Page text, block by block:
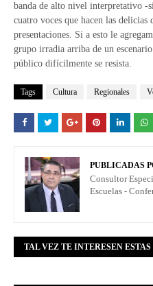
banda de alto nivel interpretativo -
cuatro voces que hacen las delicias
presentaciones. Si a esto le
grupo irradia arriba de un
público difícilmente se resista.
Tags Cultura Regionales
PUBLICADAS
Consultor
Escuelas -
TAL VEZ TE INTERESEN